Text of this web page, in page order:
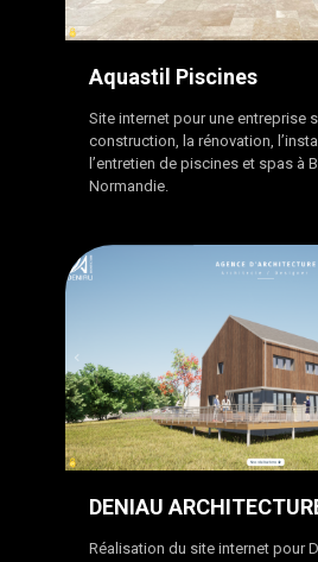
Aquastil Piscines
Site internet pour une entreprise
construction, la rénovation,
l’entretien de piscines et spas à
Normandie.
DENIAU
Réalisation du site internet pour